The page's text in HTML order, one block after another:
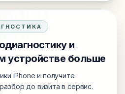
и
устройстве больше
iPhone и получите
до визита в сервис.